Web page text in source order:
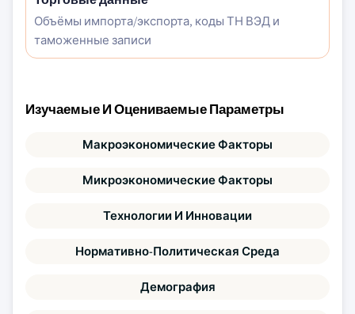
Объёмы импорта/экспорта, коды ТН ВЭД и
таможенные записи
Изучаемые И Оцениваемые Параметры
Макроэкономические Факторы
Микроэкономические Факторы
Технологии И Инновации
Нормативно-Политическая Среда
Демография